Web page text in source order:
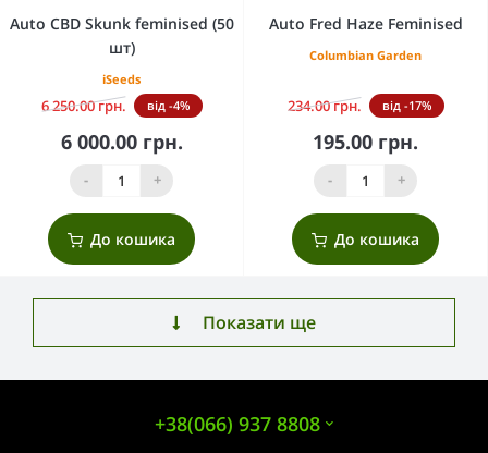
Auto CBD Skunk feminised (50
шт)
iSeeds
6 250.00 грн. від -4%
6 000.00 грн.
- +
До кошика
Auto Fred Haze Feminised
Columbian Garden
234.00 грн. від -17%
195.00 грн.
- +
До кошика
Показати ще
+38(066) 937 8808